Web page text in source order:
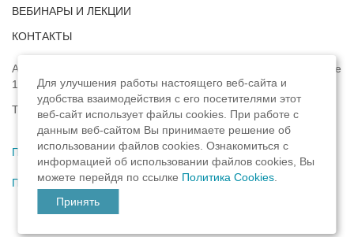
ВЕБИНАРЫ И ЛЕКЦИИ
КОНТАКТЫ
Адрес: г. Москва, ул. Профсоюзная, д. 93А, этаж 4, помещение
1, комната 32.
Телефон:
8 (8422) 33-15-88
Политика конфиденциальности,
Пользовательское соглашение
Для улучшения работы настоящего веб-сайта и
удобства взаимодействия с его посетителями этот
веб-сайт использует файлы cookies. При работе с
данным веб-сайтом Вы принимаете решение об
использовании файлов cookies. Ознакомиться с
информацией об использовании файлов cookies, Вы
можете перейдя по ссылке Политика Cookies
Принять